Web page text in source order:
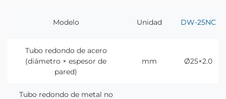
Modelo Unidad DW-25NC
Tubo redondo de acero
(diámetro × espesor de
pared)
mm Ø25×2.0
Tubo redondo de metal no